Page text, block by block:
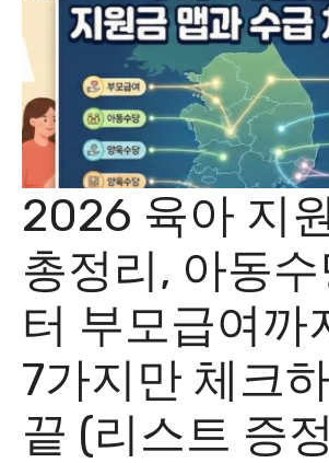
2026 육아 지
총정리, 아동
터 부모급여까
7가지만 체크
끝 (리스트 증